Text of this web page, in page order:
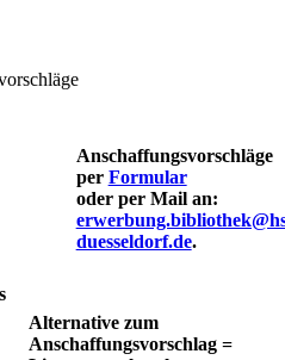
Anschaffungsvorschläge
per Formular
oder per Mail an:
duesseldorf.de.
Alternative zum
Anschaffungsvorschlag =